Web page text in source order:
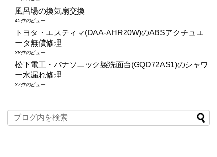
風呂場の換気扇交換
45件のビュー
トヨタ・エスティマ(DAA‑AHR20W)のABSアクチュエ
ータ無償修理
38件のビュー
松下電工・パナソニック製洗面台(GQD72AS1)のシャワ
ー水漏れ修理
37件のビュー